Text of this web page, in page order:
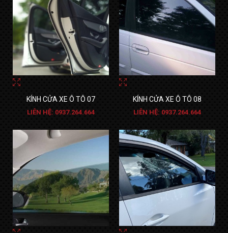
KÍNH CỬA XE Ô TÔ 07
LIÊN HỆ: 0937.264.664
KÍNH CỬA XE Ô TÔ 08
LIÊN HỆ: 0937.264.664